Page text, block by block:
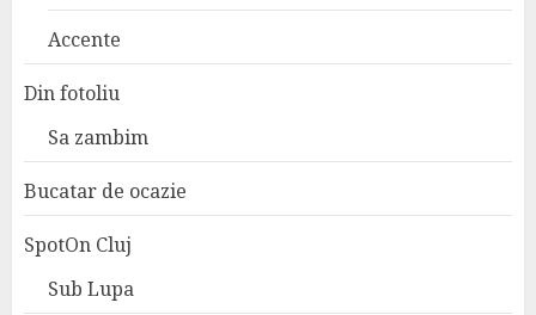
Accente
Din fotoliu
Sa zambim
Bucatar de ocazie
SpotOn Cluj
Sub Lupa